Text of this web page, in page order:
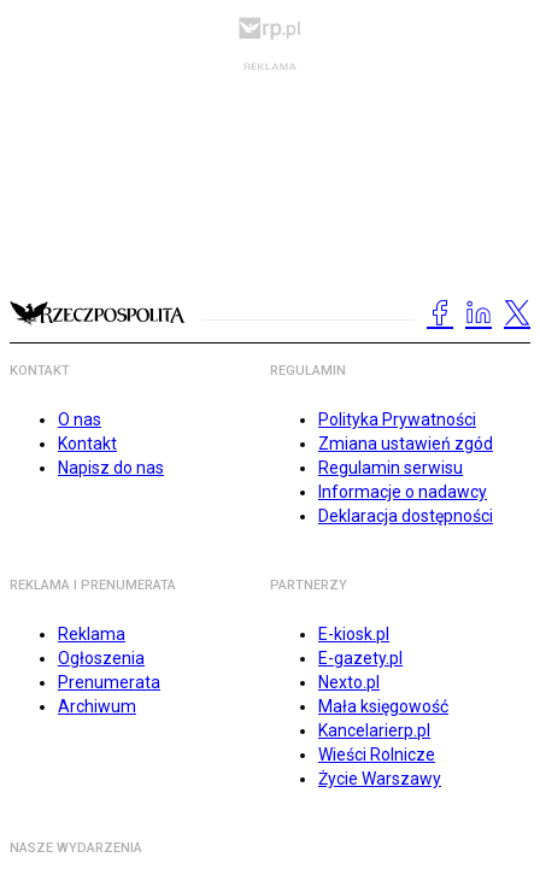
KONTAKT
O nas
Kontakt
Napisz do nas
REGULAMIN
Polityka Prywatności
Zmiana ustawień zgód
Regulamin serwisu
Informacje o nadawcy
Deklaracja dostępności
REKLAMA I PRENUMERATA
Reklama
Ogłoszenia
Prenumerata
Archiwum
PARTNERZY
E-kiosk.pl
E-gazety.pl
Nexto.pl
Mała księgowość
Kancelarierp.pl
Wieści Rolnicze
Życie Warszawy
NASZE WYDARZENIA